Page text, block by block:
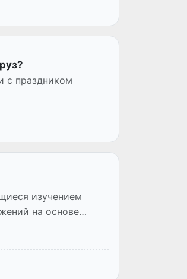
с праздником
изучением
на основе